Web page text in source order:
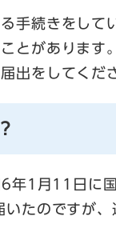
手続きをして
とがあります
出をしてくだ
年1月11日に
たのですが、